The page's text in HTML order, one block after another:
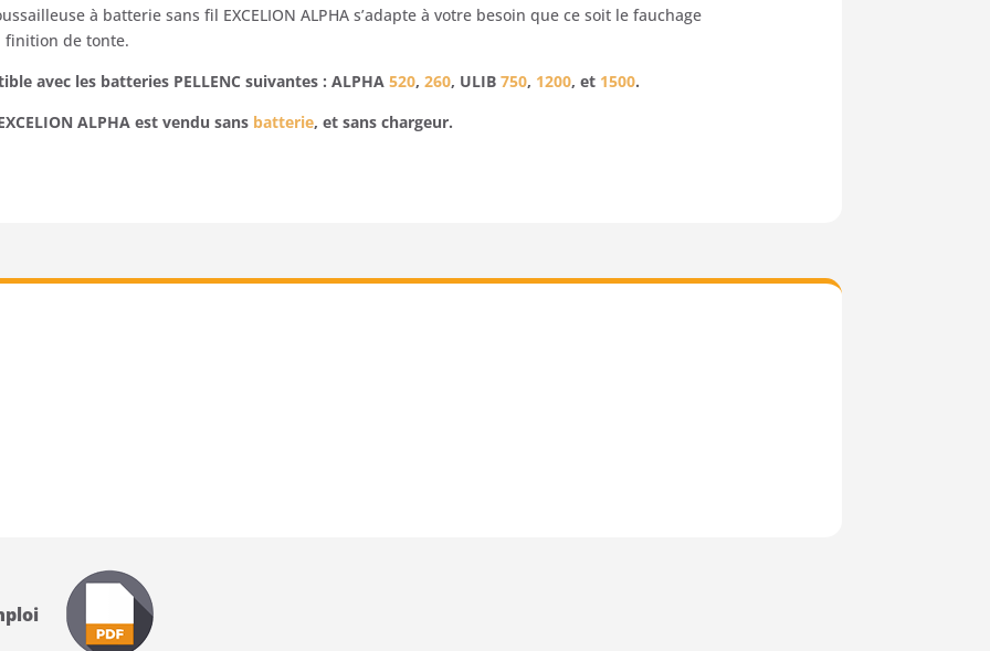
à batterie sans fil EXCELION ALPHA s’adapte à votre besoin que ce soit le fauchage
finition de tonte.
avec les batteries PELLENC suivantes : ALPHA520,260, ULIB750, 1200, et 1500.
ALPHA est vendu sans batterie, et sans chargeur.